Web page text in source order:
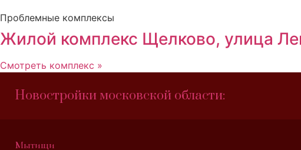
Проблемные комплексы
Жилой комплекс Щелково, улица
Смотреть комплекс »
Новостройки московской области:
Мытищи